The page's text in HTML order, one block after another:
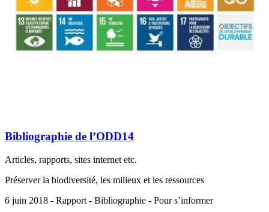
Bibliographie de l’ODD14
Articles, rapports, sites internet etc.
Préserver la biodiversité, les milieux et les ressources
6 juin 2018 - Rapport - Bibliographie - Pour s’informer